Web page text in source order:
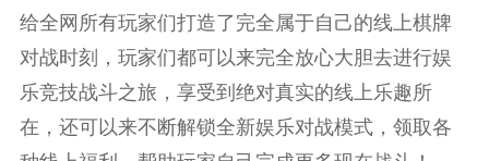
给全网所有玩家们打造了完全属于自己的线上棋牌
对战时刻，玩家们都可以来完全放心大胆去进行娱
乐竞技战斗之旅，享受到绝对真实的线上乐趣所
在，还可以来不断解锁全新娱乐对战模式，领取各